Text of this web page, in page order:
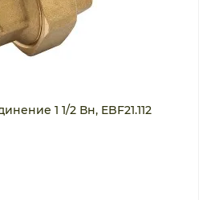
1 1/2 Вн, EBF21.112